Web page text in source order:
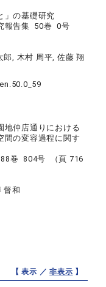
」の基礎研究
報告集 50巻 0号
郎, 木村 周平, 佐藤 翔
地仲店通りにおける
間の変容過程に関す
巻 804号 （頁 716
督和
【 表示 ／非表示 】